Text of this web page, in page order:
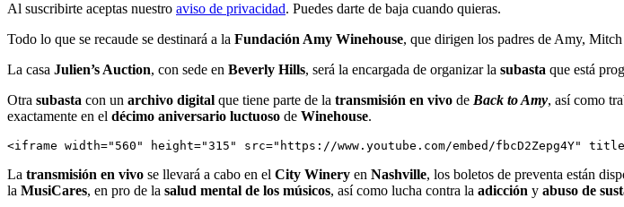
Al suscribirte aceptas nuestro aviso de privacidad. Puedes darte de baja cuando quieras.
Todo lo que se recaude se destinará a la Fundación Amy Winehouse, que dirigen los padres de Amy,
La casa Julien’s Auction, con sede en Beverly Hills, será la encargada de organizar la subasta que está
Otra subasta con un archivo digital que tiene parte de la transmisión en vivo de Back to Amy, así como
exactamente en el décimo aniversario luctuoso de Winehouse.
<iframe width="560" height="315" src="https://www.youtube.com/embed/
La transmisión en vivo se llevará a cabo en el City Winery en Nashville, los boletos de preventa están
la MusiCares, en pro de la salud mental de los músicos, así como lucha contra la adicción y abuso de